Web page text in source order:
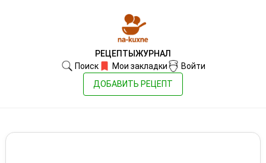
РЕЦЕПТЫ ЖУРНАЛ
Поиск
Мои закладки
Войти
ДОБАВИТЬ РЕЦЕПТ